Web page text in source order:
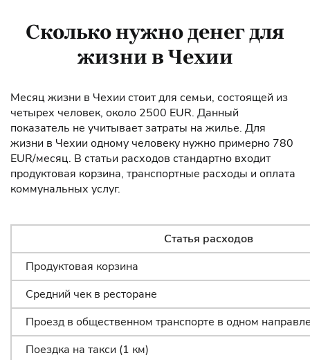
Сколько нужно денег для
жизни в Чехии
Месяц жизни в Чехии стоит для семьи, состоящей из
четырех человек, около 2500 EUR. Данный
показатель не учитывает затраты на жилье. Для
жизни в Чехии одному человеку нужно примерно 780
EUR/месяц. В статьи расходов стандартно входит
продуктовая корзина, транспортные расходы и оплата
коммунальных услуг.
Статья расходов
Продуктовая корзина
Средний чек в ресторане
Проезд в общественном транспорте в одном
Поездка на такси (1 км)